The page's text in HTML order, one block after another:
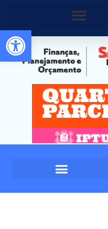
Abrir a barra de ferramentas